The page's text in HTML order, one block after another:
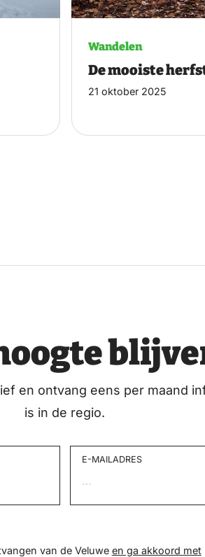
Wandelen
De mooiste
21 oktober 2025
en ontvang eens per maand
is in de regio.
E-MAILADRES
van de Veluwe en ga akkoord met